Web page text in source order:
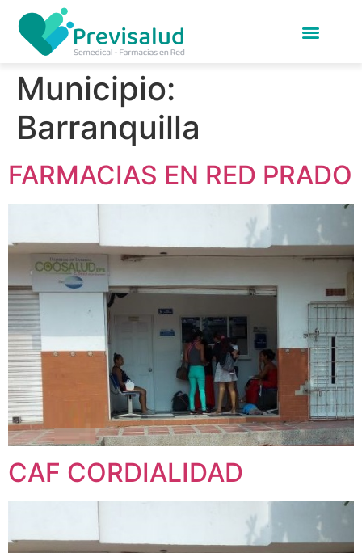
Municipio:
Barranquilla
FARMACIAS EN RED PRADO
CAF CORDIALIDAD